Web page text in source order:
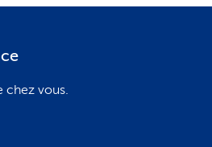
chez vous.